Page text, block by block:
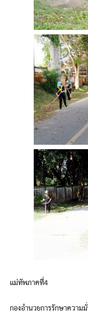
แม่ทัพภาคที่4
กองอำนวยการรักษาควา